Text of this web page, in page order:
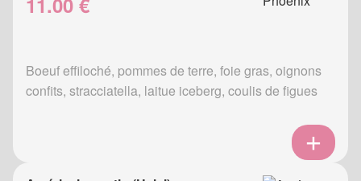
Boeuf effiloché, pommes de terre, foie gras, oignons
confits, stracciatella, laitue iceberg, coulis de figues